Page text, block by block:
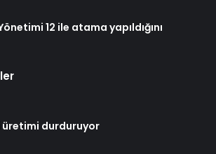
12 ile atama yapıldığını
üretimi durduruyor